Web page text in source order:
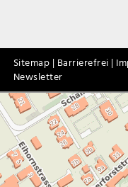
Sitemap | Barrierefrei |
Newsletter